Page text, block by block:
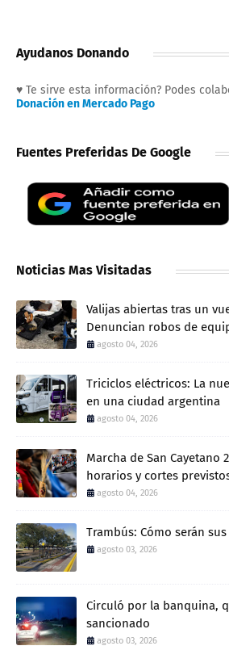
Ayudanos Donando
♥ Te sirve esta información? Podes
Donación en Mercado Pago
Fuentes Preferidas De Google
Noticias Mas Visitadas
Valijas abiertas tras un
Denuncian robos de
agosto 04, 2026
Triciclos eléctricos: La
en una ciudad argentina
agosto 04, 2026
Marcha de San Cayetano
horarios y cortes
agosto 04, 2026
Trambús: Cómo serán
agosto 03, 2026
Circuló por la banquina,
sancionado
agosto 03, 2026